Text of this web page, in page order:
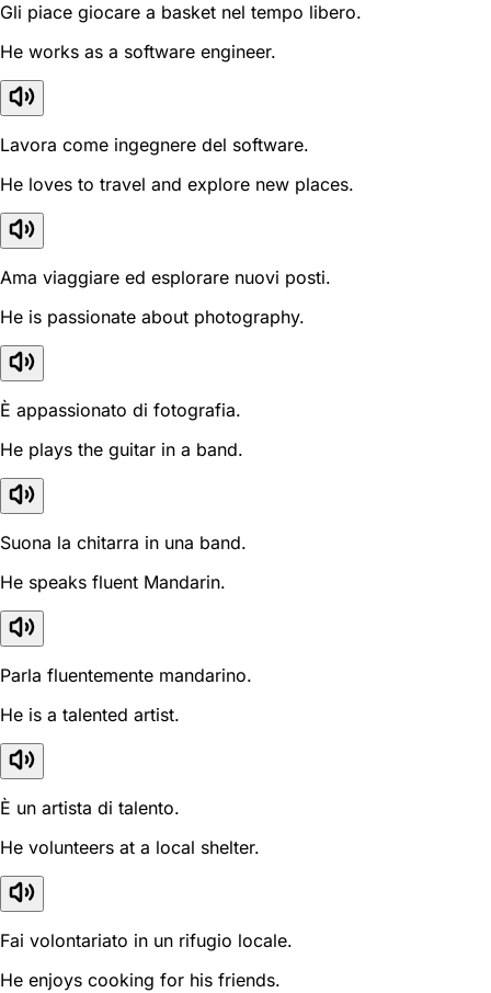
Gli piace giocare a basket nel tempo libero.
He works as a software engineer.
Lavora come ingegnere del software.
He loves to travel and explore new places.
Ama viaggiare ed esplorare nuovi posti.
He is passionate about photography.
È appassionato di fotografia.
He plays the guitar in a band.
Suona la chitarra in una band.
He speaks fluent Mandarin.
Parla fluentemente mandarino.
He is a talented artist.
È un artista di talento.
He volunteers at a local shelter.
Fai volontariato in un rifugio locale.
He enjoys cooking for his friends.